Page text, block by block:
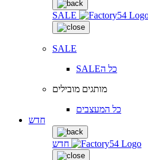
SALE
SALE
SALEכל ה
מותגים מובילים
כל המעצבים
חדש
חדש